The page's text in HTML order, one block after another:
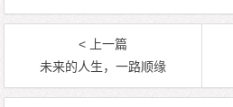
< 上一篇
未来的人生，一路顺缘